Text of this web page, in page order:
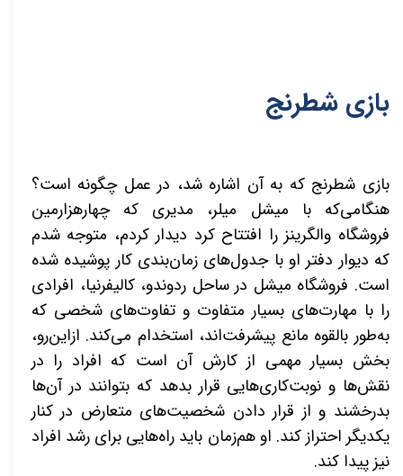
بازی شطرنج
بازی شطرنج که به آن اشاره شد، در عمل چگونه است؟
هنگامی‌که با میشل میلر، مدیری که چهارهزارمین
فروشگاه والگرینز را افتتاح کرد دیدار کردم، متوجه شدم
که دیوار دفتر او با جدول‌های زمان‌بندی کار پوشیده‌ شده
است. فروشگاه میشل در ساحل ردوندو، کالیفرنیا، افرادی
را با مهارت‌های بسیار متفاوت و تفاوت‌های شخصی که
به‌طور بالقوه مانع پیشرفت‌اند، استخدام می‌کند. ازاین‌رو،
بخش بسیار مهمی از کارش آن است که افراد را در
نقش‌ها و نوبت‌کاری‌هایی قرار بدهد که بتوانند در آن‌ها
بدرخشند و از قرار دادن شخصیت‌های متعارض در کنار
یکدیگر احتراز کند. او هم‌زمان باید راه‌هایی برای رشد افراد
نیز پیدا کند.